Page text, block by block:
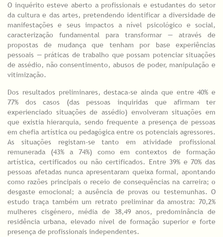
O inquérito esteve aberto a profissionais e estudantes do setor
da cultura e das artes, pretendendo identificar a diversidade de
manifestações e seus impactos a nível psicológico e social,
caracterização fundamental para transformar — através de
propostas de mudança que tenham por base experiências
pessoais — práticas de trabalho que possam potenciar situações
de assédio, não consentimento, abusos de poder, manipulação e
vitimização.
Dos resultados preliminares, destaca-se ainda que entre 40% e
77% dos casos (das pessoas inquiridas que afirmam ter
experienciado situações de assédio) envolveram situações em
que existia hierarquia, sendo frequente a presença de pessoas
em chefia artística ou pedagógica entre os potenciais agressores.
As situações registam-se tanto em atividade profissional
remunerada (43% a 74%) como em contextos de formação
artística, certificados ou não certificados. Entre 39% e 70% das
pessoas afetadas nunca apresentaram queixa formal, apontando
como razões principais o receio de consequências na carreira; o
desgaste emocional; a ausência de provas ou testemunhas. O
estudo traça também um retrato preliminar da amostra: 70,2%
mulheres cisgénero, média de 38,49 anos, predominância de
residência urbana, elevado nível de formação superior e forte
presença de profissionais independentes.